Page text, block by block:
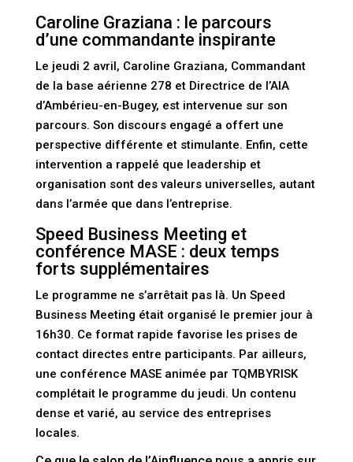
Caroline Graziana : le parcours
d’une commandante inspirante
Le jeudi 2 avril, Caroline Graziana, Commandant
de la base aérienne 278 et Directrice de l’AIA
d’Ambérieu-en-Bugey, est intervenue sur son
parcours. Son discours engagé a offert une
perspective différente et stimulante. Enfin, cette
intervention a rappelé que leadership et
organisation sont des valeurs universelles, autant
dans l’armée que dans l’entreprise.
Speed Business Meeting et
conférence MASE : deux temps
forts supplémentaires
Le programme ne s’arrêtait pas là. Un Speed
Business Meeting était organisé le premier jour à
16h30. Ce format rapide favorise les prises de
contact directes entre participants. Par ailleurs,
une conférence MASE animée par TQMBYRISK
complétait le programme du jeudi. Un contenu
dense et varié, au service des entreprises
locales.